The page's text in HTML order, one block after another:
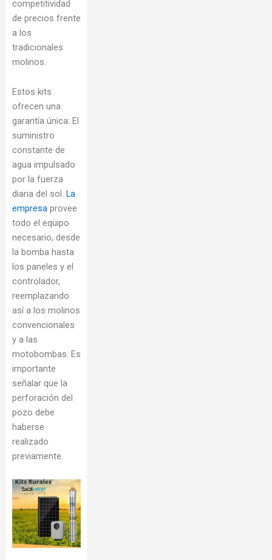
competitividad
de precios frente
a los
tradicionales
molinos.
Estos kits
ofrecen una
garantía única: El
suministro
constante de
agua impulsado
por la fuerza
diaria del sol. La
empresa provee
todo el equipo
necesario, desde
la bomba hasta
los paneles y el
controlador,
reemplazando
así a los molinos
convencionales
y a las
motobombas. Es
importante
señalar que la
perforación del
pozo debe
haberse
realizado
previamente.